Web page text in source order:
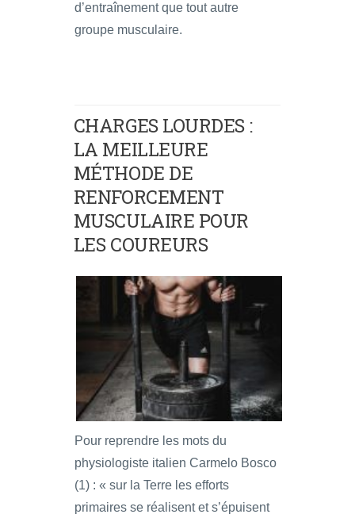
d’entraînement que tout autre
groupe musculaire.
CHARGES LOURDES :
LA MEILLEURE
MÉTHODE DE
RENFORCEMENT
MUSCULAIRE POUR
LES COUREURS
Pour reprendre les mots du
physiologiste italien Carmelo Bosco
(1) : « sur la Terre les efforts
primaires se réalisent et s’épuisent